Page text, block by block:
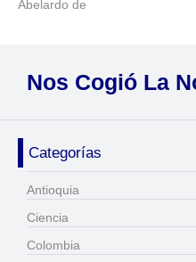
Abelardo de
Nos Cogió La
Categorías
Antioquia
Ciencia
Colombia